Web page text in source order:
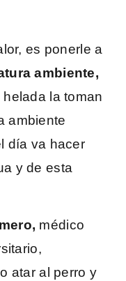
es ponerle a
ambiente,
la toman
ambiente
día va hacer
y de esta
médico
atar al perro y